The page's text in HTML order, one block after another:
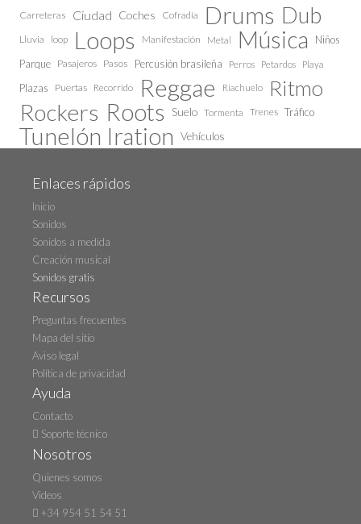
Carreteras Ciudad Coches Cofradía Drums Dub
Lluvia loop Loops Manifestación Metal Música
Niños
Parque Pasajeros Pasos Percusión brasileña Perros Petardos Playa
Plazas Puertas Recorrido Reggae Riachuelo Ritmo
Rockers Roots Suelo Tormenta Trenes Tráfico
Tunelón Iration Vehículos
Enlaces rápidos
Inicio
Sonidos
Sonidos a medida
Creación musical
Sonidos gratis
Recursos
Preguntas frecuentes
Mapa del sitio
Aviso legal
Política de privacidad
Ayuda
Contacto
Soporte técnico
Nosotros
Quienes somos
Videos
+34 954 51 54 51